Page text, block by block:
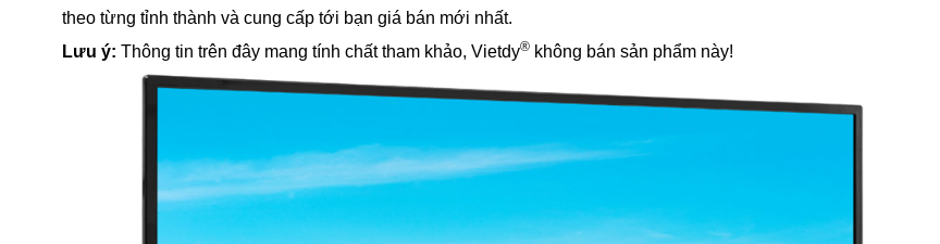
theo từng tỉnh thành và cung cấp tới bạn giá bán mới nhất.
Lưu ý: Thông tin trên đây mang tính chất tham khảo, Vietdy® không bán sản phẩm này!